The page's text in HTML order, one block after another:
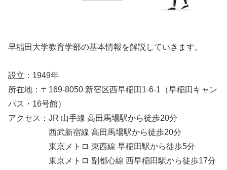
早稲田大学教育学部の基本情報を解説していきます。
設立：1949年
所在地：〒169-8050 新宿区西早稲田1-6-1（早稲田キャン
パス・16号館）
アクセス：JR 山手線 高田馬場駅から徒歩20分
西武新宿線 高田馬場駅から徒歩20分
東京メトロ 東西線 早稲田駅から徒歩5分
東京メトロ 副都心線 西早稲田駅から徒歩17分